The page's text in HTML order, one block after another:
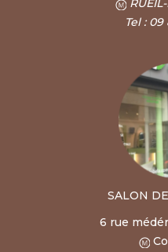
Tel : 09
SALON
6 rue